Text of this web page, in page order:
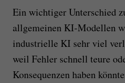
Ein wichtiger Unterschied
allgemeinen KI-Modellen
industrielle KI sehr viel
weil Fehler schnell teure
Konsequenzen haben